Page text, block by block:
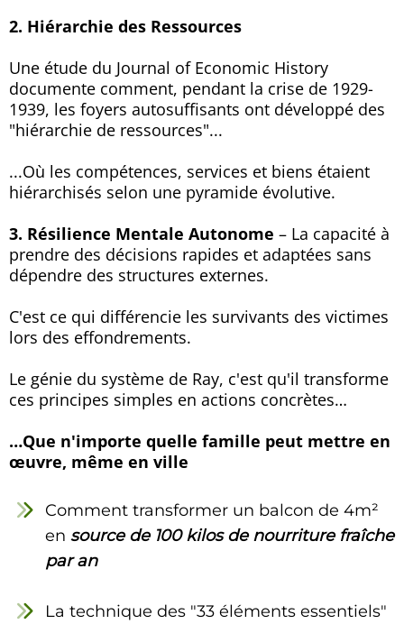
2. Hiérarchie des Ressources
Une étude du Journal of Economic History
documente comment, pendant la crise de 1929-
1939, les foyers autosuffisants ont développé des
"hiérarchie de ressources"...
...Où les compétences, services et biens étaient
hiérarchisés selon une pyramide évolutive.
3. Résilience Mentale Autonome – La capacité à
prendre des décisions rapides et adaptées sans
dépendre des structures externes.
C'est ce qui différencie les survivants des victimes
lors des effondrements.
Le génie du système de Ray, c'est qu'il transforme
ces principes simples en actions concrètes…
…Que n'importe quelle famille peut mettre en
œuvre, même en ville
Comment transformer un balcon de 4m²
en source de 100 kilos de nourriture fraîche
par an
La technique des "33 éléments essentiels"